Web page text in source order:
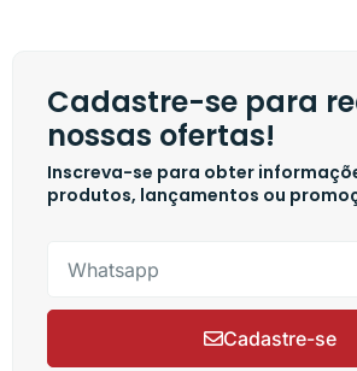
Cadastre-se para
nossas ofertas!
Inscreva-se para obter
produtos, lançamentos ou
Cadastre-se